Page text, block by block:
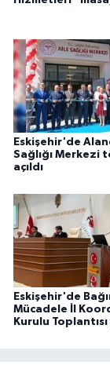
Eskişehir'de
Sağlığı Merkezi
açıldı
Eskişehir'de
Mücadele İl
Kurulu Toplantısı